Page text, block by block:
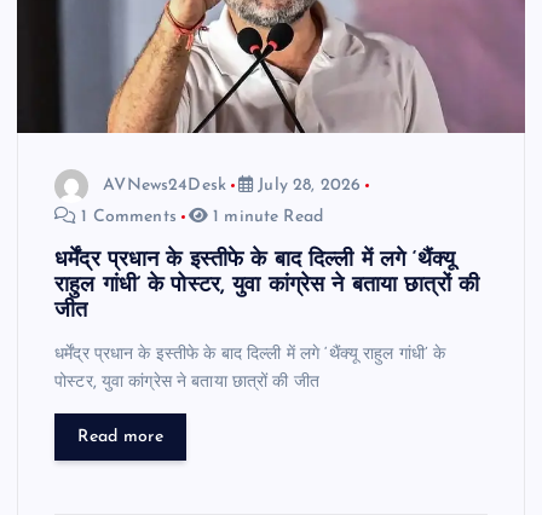
AVNews24Desk
July 28, 2026
1 Comments
1 minute Read
धर्मेंद्र प्रधान के इस्तीफे के बाद दिल्ली में लगे ‘थैंक्यू
राहुल गांधी’ के पोस्टर, युवा कांग्रेस ने बताया छात्रों की
जीत
धर्मेंद्र प्रधान के इस्तीफे के बाद दिल्ली में लगे ‘थैंक्यू राहुल गांधी’ के
पोस्टर, युवा कांग्रेस ने बताया छात्रों की जीत
Read more